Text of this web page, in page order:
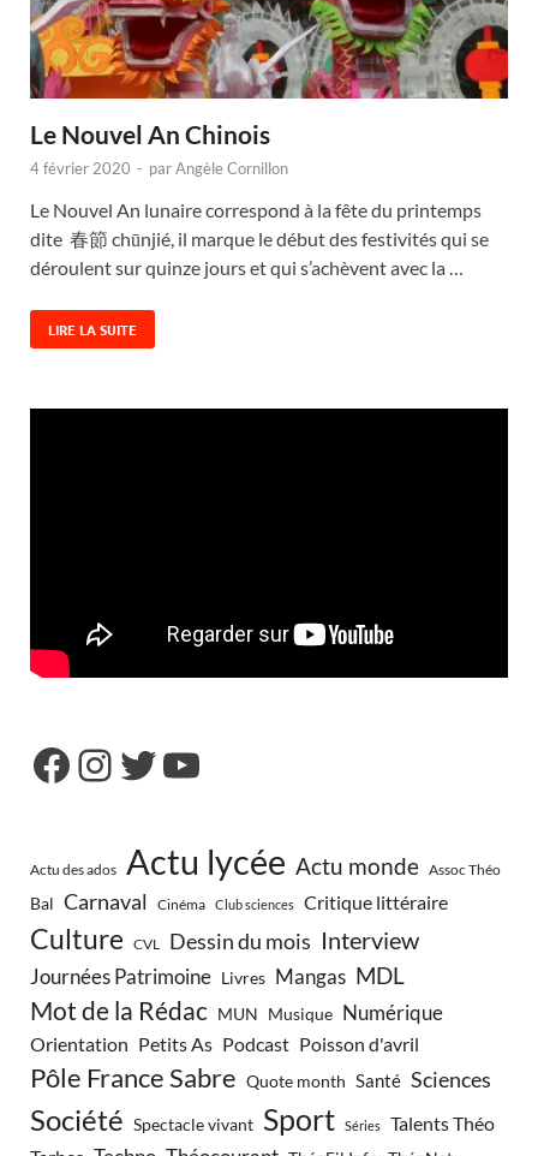
Le Nouvel An Chinois
4 février 2020 - parAngèle Cornillon
Le Nouvel An lunaire correspond à la fête du printemps
dite 春節 chūnjié, il marque le début des festivités qui se
déroulent sur quinze jours et qui s’achèvent avec la …
LIRE LA SUITE
Actu des ados Actu lycée Actu monde Assoc Théo
Bal Carnaval Cinéma Club sciences Critique littéraire
Culture CVL Dessin du mois Interview
Journées Patrimoine Livres Mangas MDL
Mot de la Rédac MUN Musique Numérique
Orientation Petits As Podcast Poisson d'avril
Pôle France Sabre Quote month Santé Sciences
Société Spectacle vivant Sport Séries
Talents Théo